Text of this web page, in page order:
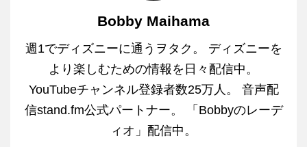
Bobby Maihama
週1でディズニーに通うヲタク。 ディズニーを
より楽しむための情報を日々配信中。
YouTubeチャンネル登録者数25万人。 音声配
信stand.fm公式パートナー。 「Bobbyのレーデ
ィオ」配信中。